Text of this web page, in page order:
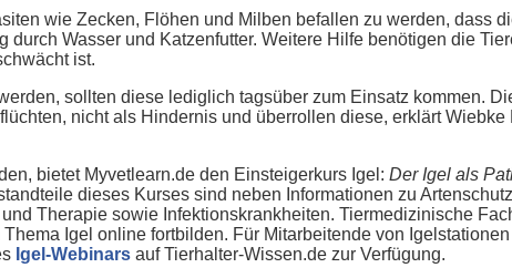
wie Zecken, Flöhen und Milben befallen zu werden, dass
Wasser und Katzenfutter. Weitere Hilfe benötigen die
ist.
sollten diese lediglich tagsüber zum Einsatz kommen.
nicht als Hindernis und überrollen diese, erklärt Wiebke
bietet Myvetlearn.de den Einsteigerkurs Igel: Der Igel als
dieses Kurses sind neben Informationen zu
Therapie sowie Infektionskrankheiten. Tiermedizinische
Thema Igel online fortbilden. Für Mitarbeitende von
Igel-Webinars auf Tierhalter-Wissen.de zur Verfügung.